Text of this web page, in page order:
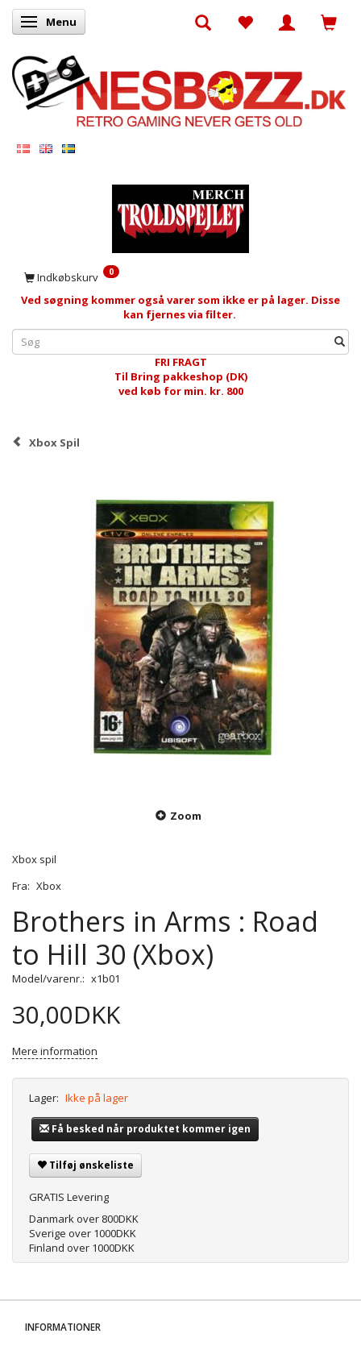
Skifte navigation
Menu
Indkøbskurv 0
Ved søgning kommer også varer som ikke er på lager. Disse
kan fjernes via filter.
FRI FRAGT
Til Bring pakkeshop (DK)
ved køb for min. kr. 800
Xbox Spil
Zoom
Xbox spil
Fra: Xbox
Brothers in Arms : Road
to Hill 30 (Xbox)
Model/varenr.: x1b01
30,00DKK
Mere information
Lager: Ikke på lager
Få besked når produktet kommer igen
Tilføj ønskeliste
GRATIS Levering
Danmark over 800DKK
Sverige over 1000DKK
Finland over 1000DKK
INFORMATIONER